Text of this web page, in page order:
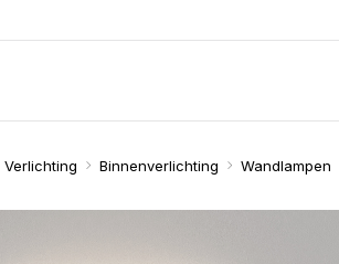
Verlichting Binnenverlichting Wandlampen